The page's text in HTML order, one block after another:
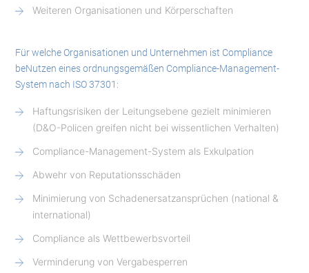
Weiteren Organisationen und Körperschaften
Für welche Organisationen und Unternehmen ist Compliance
beNutzen eines ordnungsgemäßen Compliance-Management-
System nach ISO 37301:
Haftungsrisiken der Leitungsebene gezielt minimieren
(D&O-Policen greifen nicht bei wissentlichen Verhalten)
Compliance-Management-System als Exkulpation
Abwehr von Reputationsschäden
Minimierung von Schadenersatzansprüchen (national &
international)
Compliance als Wettbewerbsvorteil
Verminderung von Vergabesperren